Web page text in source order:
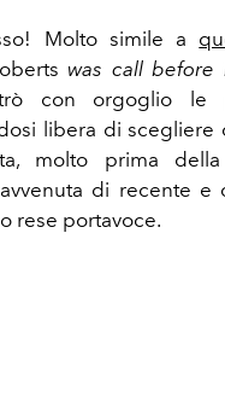
Molto simile a
was call before
con orgoglio le
libera di scegliere
molto prima
di recente e
rese portavoce.